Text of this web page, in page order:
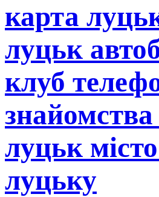
карта
луцьк
клуб
луцьк
луцьку